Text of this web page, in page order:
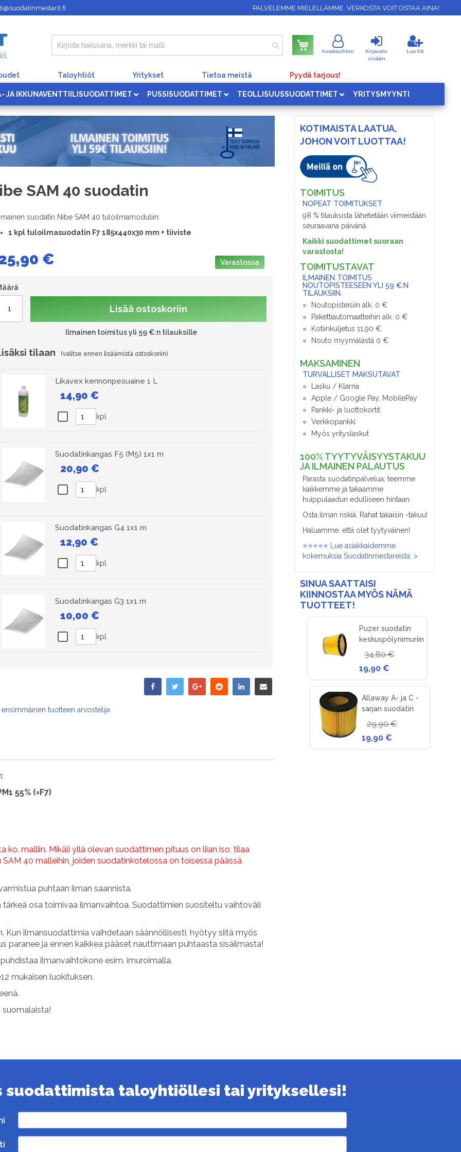
PALVELEMME MIELELLÄMME. VERKOSTA VOIT OSTAA AINA!
Ostoskori
Asiakastilini
Kirjaudu
sisään
Luo tili
Taloyhtiöt Yritykset Tietoa meistä Pyydä tarjous!
JA IKKUNAVENTTIILISUODATTIMET PUSSISUODATTIMET TEOLLISUUSSUODATTIMET YRITYSMYYNTI
SAM 40 suodatin
suodatin Nibe SAM 40 tuloilmamoduliin:
1 kpl tuloilmasuodatin F7 185x440x30 mm + tiiviste
€ Varastossa
Lisää ostoskoriin
Ilmainen toimitus yli 59 €:n tilauksille
tilaan
Likavex kennonpesuaine 1 L
14,90 €
kpl
Suodatinkangas F5 (M5) 1x1 m
20,90 €
kpl
Suodatinkangas G4 1x1 m
12,90 €
kpl
Suodatinkangas G3 1x1 m
10,00 €
kpl
ensimmäinen tuotteen arvostelija
55% (=F7)
malliin. Mikäli yllä olevan suodattimen pituus on liian iso, tilaa
40 malleihin, joiden suodatinkotelossa on toisessa päässä
puhtaan ilman saannista.
osa toimivaa ilmanvaihtoa. Suodattimien suositeltu vaihtoväli
Kun ilmansuodattimia vaihdetaan säännöllisesti, hyötyy siitä myös
paranee ja ennen kaikkea pääset nauttimaan puhtaasta sisäilmasta!
ilmanvaihtokone esim. imuroimalla.
mukaisen luokituksen.
KOTIMAISTA LAATUA,
JOHON VOIT LUOTTAA!
TOIMITUS
NOPEAT TOIMITUKSET
98 % tilauksista lähetetään viimeistään
seuraavana päivänä.
Kaikki suodattimet suoraan
varastosta!
TOIMITUSTAVAT
ILMAINEN TOIMITUS
NOUTOPISTEESEEN YLI 59 €:N
TILAUKSIIN.
Noutopisteisiin alk. 0 €
Pakettiautomaatteihin alk. 0 €
Kotiinkuljetus 11,90 €
Nouto myymälästä 0 €
MAKSAMINEN
TURVALLISET MAKSUTAVAT
Lasku / Klarna
Apple / Google Pay, MobilePay
Pankki- ja luottokortit
Verkkopankki
Myös yrityslaskut
100% TYYTYVÄISYYSTAKUU
JA ILMAINEN PALAUTUS
Parasta suodatinpalvelua; teemme
kaikkemme ja takaamme
huippulaadun edulliseen hintaan.
Osta ilman riskiä. Rahat takaisin -takuu!
Haluamme, että olet tyytyväinen!
⭐⭐⭐⭐⭐ Lue asiakkaidemme
kokemuksia Suodatinmestareista. >
SINUA SAATTAISI
KIINNOSTAA MYÖS NÄMÄ
TUOTTEET!
Puzer suodatin
keskuspölynimuriin
19,90 €
34,80 €
Allaway A- ja C -
sarjan suodatin
keskuspölynimuriin
19,90 €
29,90 €
suodattimista taloyhtiöllesi tai yrityksellesi!